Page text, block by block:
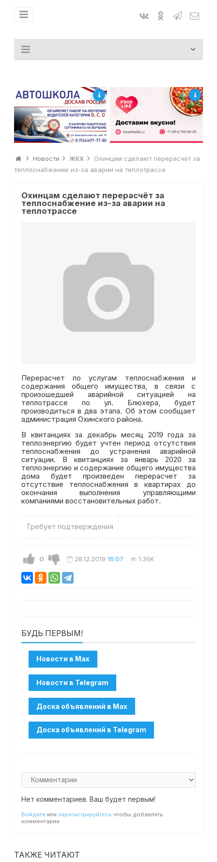
Новости ЖКХ
Охинцам сделают перерасчёт за
теплоснабжение из-за аварии на теплотрассе
Охинцам сделают перерасчёт за
теплоснабжение из-за аварии на
теплотрассе
Перерасчет по услугам теплоснабжения и
содержания общего имущества, в связи с
произошедшей аварийной ситуацией на
теплотрассе по ул. Блюхера, будет
производиться в два этапа. Об этом сообщает
администрация Охинского района.
В квитанциях за декабрь месяц 2019 года за
теплоэнергию будет учтен период отсутствия
теплоснабжения до устранения аварийной
ситуации. В квитанциях за январь 2020 за
теплоэнергию и содержание общего имущества
дома будет произведен перерасчет за
отсутствие теплоснабжения в квартирах до
окончания выполнения управляющими
компаниями восстановительных работ.
Требует подтверждения
0 28.12.2019 16:07 1.36K
БУДЬ ПЕРВЫМ!
Нет комментариев. Ваш будет первым!
Войдите или зарегистрируйтесь чтобы добавлять
комментарии
ТАКЖЕ ЧИТАЮТ